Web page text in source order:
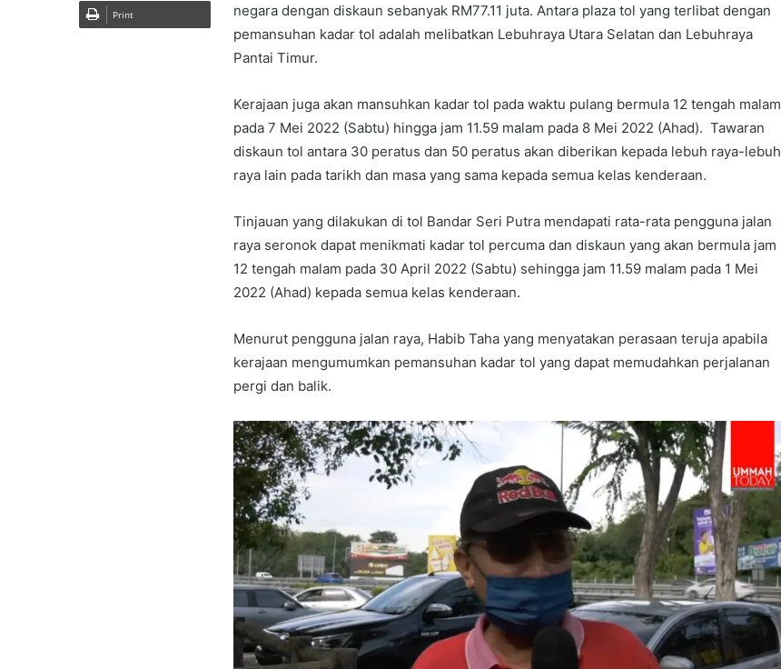
negara dengan diskaun sebanyak RM77.11 juta. Antara plaza tol yang terlibat dengan
pemansuhan kadar tol adalah melibatkan Lebuhraya Utara Selatan dan Lebuhraya
Pantai Timur.
Kerajaan juga akan mansuhkan kadar tol pada waktu pulang bermula 12 tengah malam
pada 7 Mei 2022 (Sabtu) hingga jam 11.59 malam pada 8 Mei 2022 (Ahad). Tawaran
diskaun tol antara 30 peratus dan 50 peratus akan diberikan kepada lebuh raya-lebuh
raya lain pada tarikh dan masa yang sama kepada semua kelas kenderaan.
Tinjauan yang dilakukan di tol Bandar Seri Putra mendapati rata-rata pengguna jalan
raya seronok dapat menikmati kadar tol percuma dan diskaun yang akan bermula jam
12 tengah malam pada 30 April 2022 (Sabtu) sehingga jam 11.59 malam pada 1 Mei
2022 (Ahad) kepada semua kelas kenderaan.
Menurut pengguna jalan raya, Habib Taha yang menyatakan perasaan teruja apabila
kerajaan mengumumkan pemansuhan kadar tol yang dapat memudahkan perjalanan
pergi dan balik.
Print